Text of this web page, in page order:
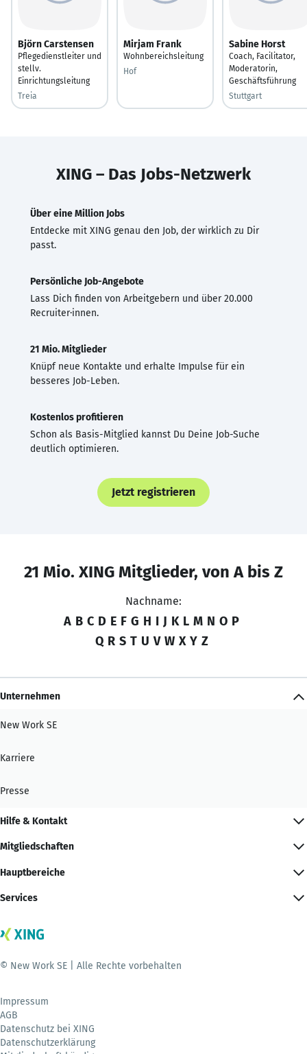
Björn Carstensen
Pflegedienstleiter und
stellv.
Einrichtungsleitung
Treia
Mirjam Frank
Wohnbereichsleitung
Hof
Sabine Horst
Coach, Facilitator,
Moderatorin,
Geschäftsführung
Stuttgart
XING – Das Jobs-Netzwerk
Über eine Million Jobs
Entdecke mit XING genau den Job, der wirklich zu Dir
passt.
Persönliche Job-Angebote
Lass Dich finden von Arbeitgebern und über 20.000
Recruiter·innen.
21 Mio. Mitglieder
Knüpf neue Kontakte und erhalte Impulse für ein
besseres Job-Leben.
Kostenlos profitieren
Schon als Basis-Mitglied kannst Du Deine Job-Suche
deutlich optimieren.
Jetzt registrieren
21 Mio. XING Mitglieder, von A bis Z
Nachname:
A B C D E F G H I J K L M N O P
Q R S T U V W X Y Z
Unternehmen
New Work SE
Karriere
Presse
Hilfe & Kontakt
Mitgliedschaften
Hauptbereiche
Services
© New Work SE | Alle Rechte vorbehalten
Impressum
AGB
Datenschutz bei XING
Datenschutzerklärung